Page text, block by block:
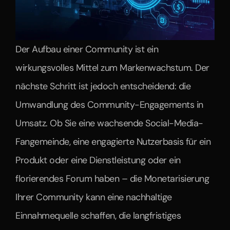
Der Aufbau einer Community ist ein
wirkungsvolles Mittel zum Markenwachstum. Der
nächste Schritt ist jedoch entscheidend: die
Umwandlung des Community-Engagements in
Umsatz. Ob Sie eine wachsende Social-Media-
Fangemeinde, eine engagierte Nutzerbasis für ein
Produkt oder eine Dienstleistung oder ein
florierendes Forum haben – die Monetarisierung
Ihrer Community kann eine nachhaltige
Einnahmequelle schaffen, die langfristiges